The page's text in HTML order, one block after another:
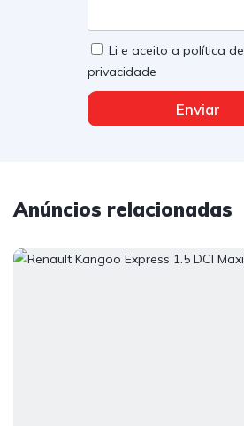
Li e aceito a política de
privacidade
Enviar
Anúncios relacionadas